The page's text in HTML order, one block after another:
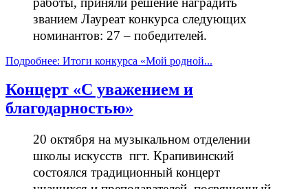
званием Лауреат конкурса следующих
номинантов: 27 – победителей.
Подробнее: Итоги конкурса «Мой родной...
Концерт «С уважением и
благодарностью»
20 октября на музыкальном отделении
школы искусств пгт. Крапивинский
состоялся традиционный концерт